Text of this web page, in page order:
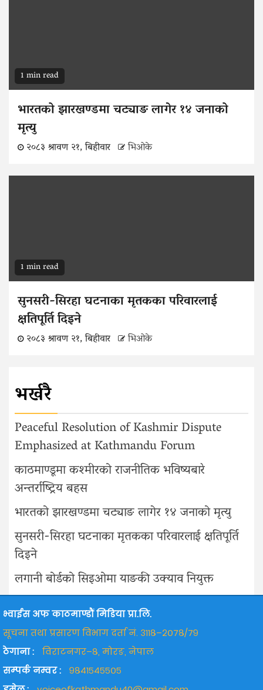
1 min read
भारतको झारखण्डमा चट्याङ लागेर १४ जनाको
मृत्यु
२०८३ श्रावण २१, बिहीवार भिओके
1 min read
सुनसरी-सिरहा घटनाका मृतकका परिवारलाई
क्षतिपूर्ति दिइने
२०८३ श्रावण २१, बिहीवार भिओके
भर्खरै
Peaceful Resolution of Kashmir Dispute
Emphasized at Kathmandu Forum
काठमाण्डूमा कश्मीरको राजनीतिक भविष्यबारे
अन्तर्राष्ट्रिय बहस
भारतको झारखण्डमा चट्याङ लागेर १४ जनाको मृत्यु
सुनसरी-सिरहा घटनाका मृतकका परिवारलाई क्षतिपूर्ति
दिइने
लगानी बोर्डको सिइओमा याङकी उक्याव नियुक्त
भ्वाईस अफ काठमाण्डौं मिडिया प्रा.लि.
सूचना तथा प्रसारण विभाग दर्ता नं. ३११८–२०७८/७९
ठेगाना :
विराटनगर–८, मोरङ, नेपाल
सम्पर्क नम्वर :
९८४१५४५५०५